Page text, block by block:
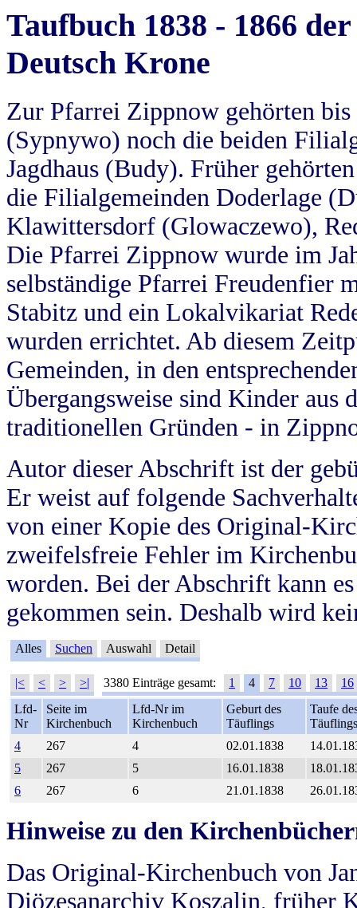
Taufbuch 1838 - 1866
Deutsch Krone
Zur Pfarrei Zippnow gehörten
(Sypnywo) noch die beiden
Jagdhaus (Budy). Früher
die Filialgemeinden Doderlage
Klawittersdorf (Glowaczewo),
Die Pfarrei Zippnow wurde im
selbständige Pfarrei Freudenfier
Stabitz und ein Lokalvikariat
wurden errichtet. Ab diesem
Gemeinden, in den
Übergangsweise sind Kinder aus
traditionellen Gründen - in
Autor dieser Abschrift ist der
Er weist auf folgende
von einer Kopie des Original-
zweifelsfreie Fehler im
worden. Bei der Abschrift kann
gekommen sein. Deshalb wird
Alles Suchen Auswahl Detail
|< < > >| 3380 Einträge gesamt: 1 4 7 10 13
16
Lfd-
Nr
Seite im
Kirchenbuch
Lfd-Nr im
Kirchenbuch
Geburt des
Täuflings
Taufe
Täuflings
4
267 4 02.01.1838
5
267 5 16.01.1838
6
267 6 21.01.1838
Hinweise zu den
Das Original-Kirchenbuch von
Diözesanarchiv Koszalin, früher